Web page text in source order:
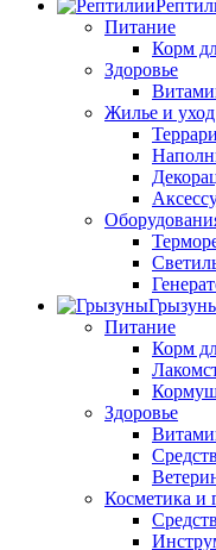
Питание
Корм
Здоровье
Жилье и уход
Питание
Корм
Здоровье
Косметика и